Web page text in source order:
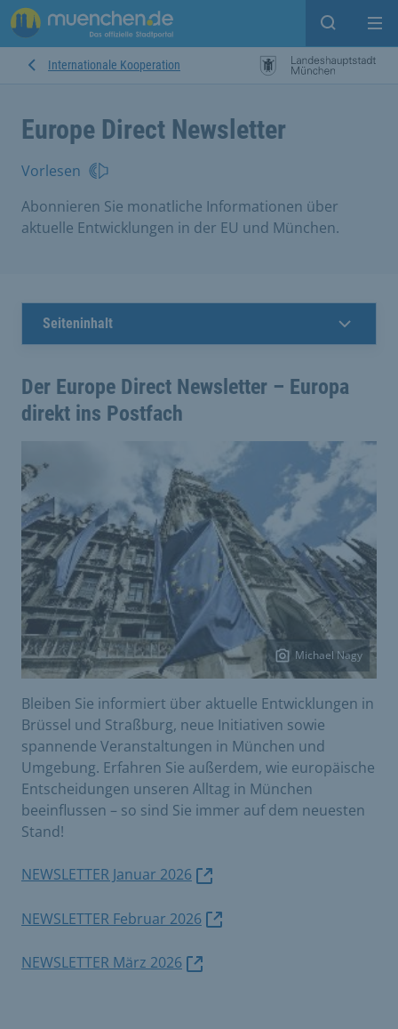
Suche
Internationale Kooperation
Europe Direct Newsletter
Vorlesen
Abonnieren Sie monatliche Informationen über
aktuelle Entwicklungen in der EU und München.
Seiteninhalt
Der Europe Direct Newsletter – Europa
direkt ins Postfach
Michael Nagy
Bleiben Sie informiert über aktuelle Entwicklungen in
Brüssel und Straßburg, neue Initiativen sowie
spannende Veranstaltungen in München und
Umgebung. Erfahren Sie außerdem, wie europäische
Entscheidungen unseren Alltag in München
beeinflussen – so sind Sie immer auf dem neuesten
Stand!
NEWSLETTER Januar 2026
NEWSLETTER Februar 2026
NEWSLETTER März 2026